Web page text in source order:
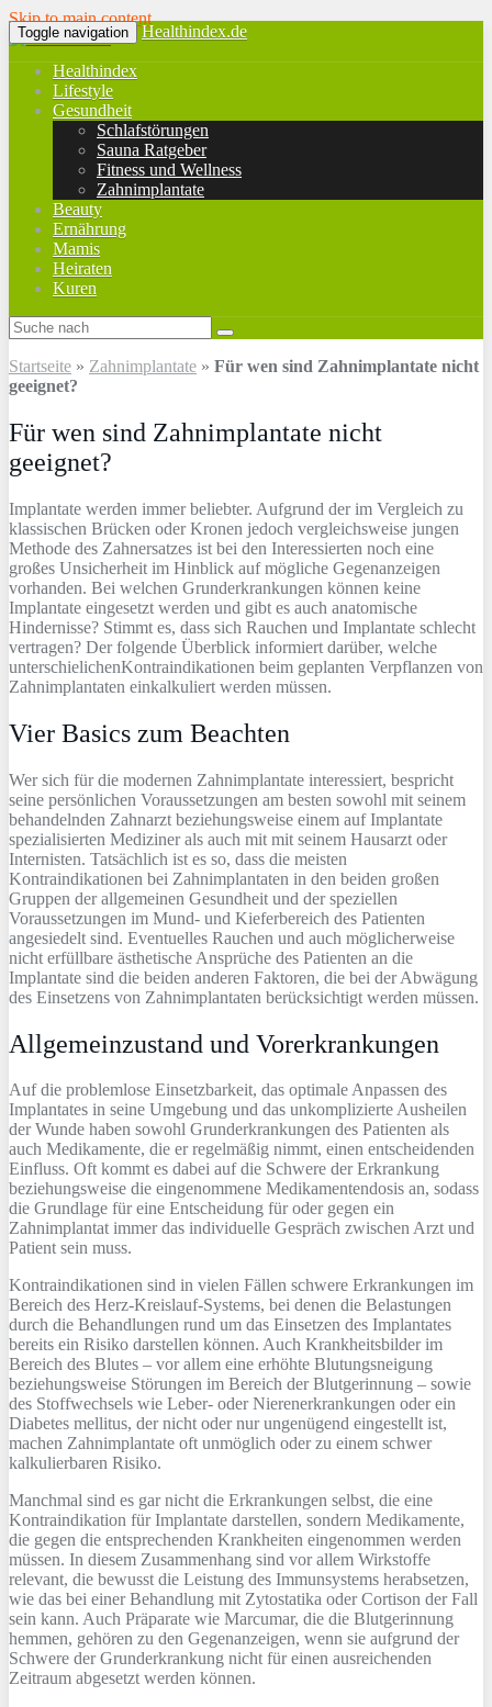
Skip to main content
Toggle navigation Healthindex.de
Healthindex
Lifestyle
Gesundheit
Schlafstörungen
Sauna Ratgeber
Fitness und Wellness
Zahnimplantate
Beauty
Ernährung
Mamis
Heiraten
Kuren
Startseite » Zahnimplantate » Für wen sind Zahnimplantate nicht
geeignet?
Für wen sind Zahnimplantate nicht
geeignet?
Implantate werden immer beliebter. Aufgrund der im Vergleich zu
klassischen Brücken oder Kronen jedoch vergleichsweise jungen
Methode des Zahnersatzes ist bei den Interessierten noch eine
großes Unsicherheit im Hinblick auf mögliche Gegenanzeigen
vorhanden. Bei welchen Grunderkrankungen können keine
Implantate eingesetzt werden und gibt es auch anatomische
Hindernisse? Stimmt es, dass sich Rauchen und Implantate schlecht
vertragen? Der folgende Überblick informiert darüber, welche
unterschielichenKontraindikationen beim geplanten Verpflanzen von
Zahnimplantaten einkalkuliert werden müssen.
Vier Basics zum Beachten
Wer sich für die modernen Zahnimplantate interessiert, bespricht
seine persönlichen Voraussetzungen am besten sowohl mit seinem
behandelnden Zahnarzt beziehungsweise einem auf Implantate
spezialisierten Mediziner als auch mit mit seinem Hausarzt oder
Internisten. Tatsächlich ist es so, dass die meisten
Kontraindikationen bei Zahnimplantaten in den beiden großen
Gruppen der allgemeinen Gesundheit und der speziellen
Voraussetzungen im Mund- und Kieferbereich des Patienten
angesiedelt sind. Eventuelles Rauchen und auch möglicherweise
nicht erfüllbare ästhetische Ansprüche des Patienten an die
Implantate sind die beiden anderen Faktoren, die bei der Abwägung
des Einsetzens von Zahnimplantaten berücksichtigt werden müssen.
Allgemeinzustand und Vorerkrankungen
Auf die problemlose Einsetzbarkeit, das optimale Anpassen des
Implantates in seine Umgebung und das unkomplizierte Ausheilen
der Wunde haben sowohl Grunderkrankungen des Patienten als
auch Medikamente, die er regelmäßig nimmt, einen entscheidenden
Einfluss. Oft kommt es dabei auf die Schwere der Erkrankung
beziehungsweise die eingenommene Medikamentendosis an, sodass
die Grundlage für eine Entscheidung für oder gegen ein
Zahnimplantat immer das individuelle Gespräch zwischen Arzt und
Patient sein muss.
Kontraindikationen sind in vielen Fällen schwere Erkrankungen im
Bereich des Herz-Kreislauf-Systems, bei denen die Belastungen
durch die Behandlungen rund um das Einsetzen des Implantates
bereits ein Risiko darstellen können. Auch Krankheitsbilder im
Bereich des Blutes – vor allem eine erhöhte Blutungsneigung
beziehungsweise Störungen im Bereich der Blutgerinnung – sowie
des Stoffwechsels wie Leber- oder Nierenerkrankungen oder ein
Diabetes mellitus, der nicht oder nur ungenügend eingestellt ist,
machen Zahnimplantate oft unmöglich oder zu einem schwer
kalkulierbaren Risiko.
Manchmal sind es gar nicht die Erkrankungen selbst, die eine
Kontraindikation für Implantate darstellen, sondern Medikamente,
die gegen die entsprechenden Krankheiten eingenommen werden
müssen. In diesem Zusammenhang sind vor allem Wirkstoffe
relevant, die bewusst die Leistung des Immunsystems herabsetzen,
wie das bei einer Behandlung mit Zytostatika oder Cortison der Fall
sein kann. Auch Präparate wie Marcumar, die die Blutgerinnung
hemmen, gehören zu den Gegenanzeigen, wenn sie aufgrund der
Schwere der Grunderkrankung nicht für einen ausreichenden
Zeitraum abgesetzt werden können.